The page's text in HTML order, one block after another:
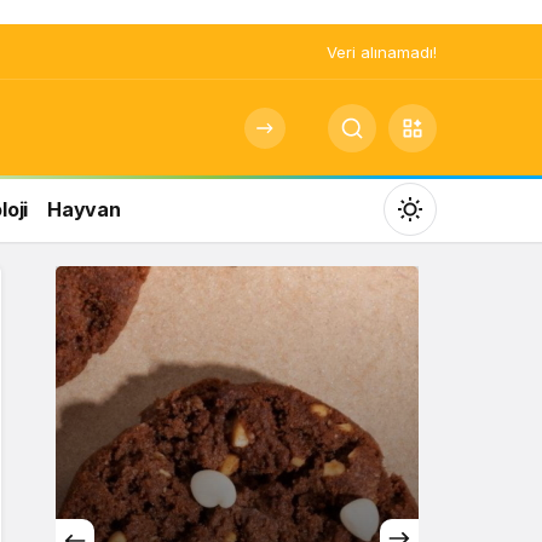
Veri alınamadı!
Hayvan
Mod
değiştir
Gündüz Modu
Gündüz modunu seçin.
Gece Modu
Gece modunu seçin.